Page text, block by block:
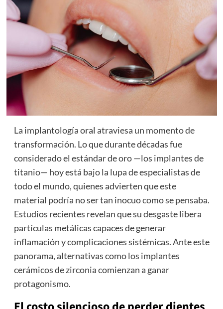
La implantología oral atraviesa un momento de
transformación. Lo que durante décadas fue
considerado el estándar de oro —los implantes de
titanio— hoy está bajo la lupa de especialistas de
todo el mundo, quienes advierten que este
material podría no ser tan inocuo como se pensaba.
Estudios recientes revelan que su desgaste libera
partículas metálicas capaces de generar
inflamación y complicaciones sistémicas. Ante este
panorama, alternativas como los implantes
cerámicos de zirconia comienzan a ganar
protagonismo.